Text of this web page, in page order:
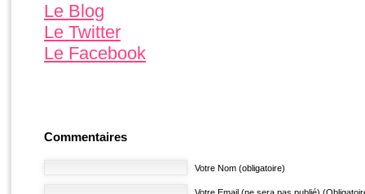
Le Blog
Le Twitter
Le Facebook
Commentaires
Votre Nom (obligatoire)